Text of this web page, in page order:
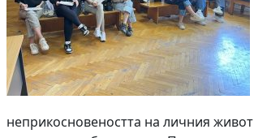
неприкосновеността на личния